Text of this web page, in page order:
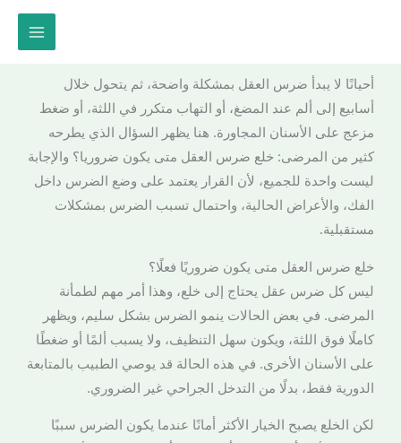
أحيانًا لا يبدأ ضرس العقل بمشكلة واضحة، ثم يتحول خلال
أسابيع إلى ألم عند المضغ، أو التهاب متكرر في اللثة، أو ضغط
مزعج على الأسنان المجاورة. هنا يظهر السؤال الذي يطرحه
كثير من المرضى: خلع ضرس العقل متى يكون ضروريا؟ والإجابة
ليست واحدة للجميع، لأن القرار يعتمد على وضع الضرس داخل
الفك، والأعراض الحالية، واحتمال تسبب الضرس بمشكلات
مستقبلية.
خلع ضرس العقل متى يكون ضروريًا فعلًا؟
ليس كل ضرس عقل يحتاج إلى خلع، وهذا أمر مهم لطمأنة
المرضى. في بعض الحالات ينمو الضرس بشكل سليم، ويظهر
كاملًا فوق اللثة، ويكون سهل التنظيف، ولا يسبب ألمًا أو ضغطًا
على الأسنان الأخرى. في هذه الحالة قد يوصي الطبيب بالمتابعة
الدورية فقط، بدلًا من التدخل الجراحي غير الضروري.
لكن الخلع يصبح الخيار الأكثر أمانًا عندما يكون الضرس سببًا